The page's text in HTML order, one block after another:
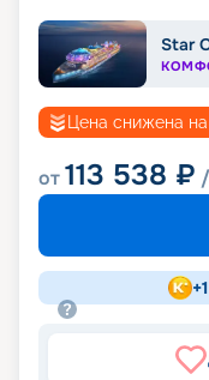
Star
Цена снижена на
от113 538 ₽
+